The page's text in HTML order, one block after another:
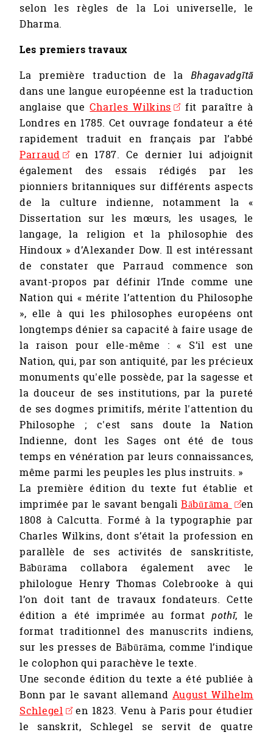
selon les règles de la Loi universelle, le
Dharma.
Les premiers travaux
La première traduction de la Bhagavadgītā
dans une langue européenne est la traduction
anglaise queCharles Wilkins
fit paraître à
Londres en 1785. Cet ouvrage fondateur a été
rapidement traduit en français par l’abbé
Parraud
en 1787. Ce dernier lui adjoignit
également des essais rédigés par les
pionniers britanniques sur différents aspects
de la culture indienne, notamment la «
Dissertation sur les mœurs, les usages, le
langage, la religion et la philosophie des
Hindoux » d’Alexander Dow. Il est intéressant
de constater que Parraud commence son
avant-propos par définir l’Inde comme une
Nation qui « mérite l’attention du Philosophe
», elle à qui les philosophes européens ont
longtemps dénier sa capacité à faire usage de
la raison pour elle-même : « S’il est une
Nation, qui, par son antiquité, par les précieux
monuments qu'elle possède, par la sagesse et
la douceur de ses institutions, par la pureté
de ses dogmes primitifs, mérite l'attention du
Philosophe ; c'est sans doute la Nation
Indienne, dont les Sages ont été de tous
temps en vénération par leurs connaissances,
même parmi les peuples les plus instruits. »
La première édition du texte fut établie et
imprimée par le savant bengaliBābūrāma
en
1808 à Calcutta. Formé à la typographie par
Charles Wilkins, dont s’était la profession en
parallèle de ses activités de sanskritiste,
Bābūrāma collabora également avec le
philologue Henry Thomas Colebrooke à qui
l’on doit tant de travaux fondateurs. Cette
édition a été imprimée au format pothī, le
format traditionnel des manuscrits indiens,
sur les presses de Bābūrāma, comme l’indique
le colophon qui parachève le texte.
Une seconde édition du texte a été publiée à
Bonn par le savant allemand August Wilhelm
Schlegel
en 1823. Venu à Paris pour étudier
le sanskrit, Schlegel se servit de quatre